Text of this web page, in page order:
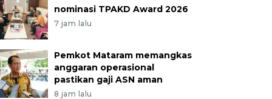
nominasi TPAKD Award 2026
7 jam lalu
Pemkot Mataram memangkas
anggaran operasional
pastikan gaji ASN aman
8 jam lalu